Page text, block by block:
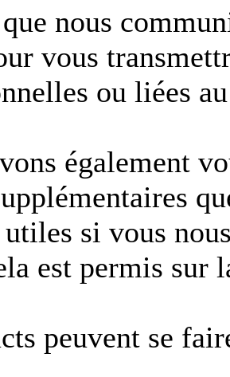
nous
vous
ou liées
également
si vous
est permis sur
peuvent se